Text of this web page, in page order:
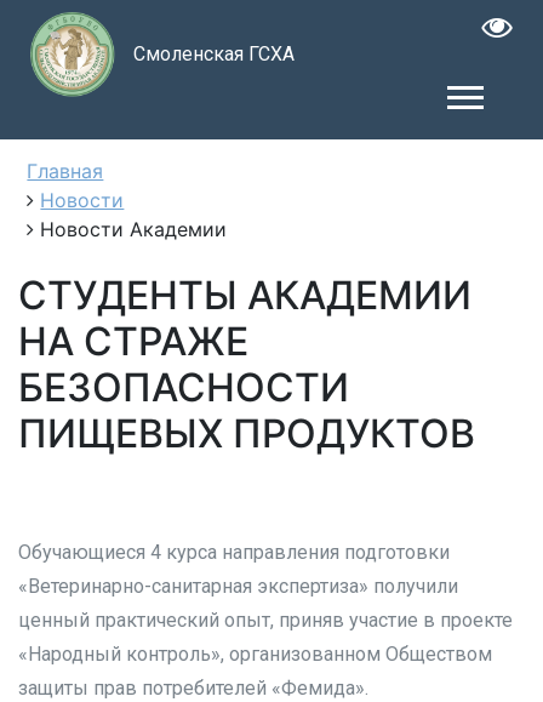
Смоленская ГСХА
Главная
Новости
Новости Академии
СТУДЕНТЫ АКАДЕМИИ
НА СТРАЖЕ
БЕЗОПАСНОСТИ
ПИЩЕВЫХ ПРОДУКТОВ
Обучающиеся 4 курса направления подготовки
«Ветеринарно-санитарная экспертиза» получили
ценный практический опыт, приняв участие в проекте
«Народный контроль», организованном Обществом
защиты прав потребителей «Фемида».